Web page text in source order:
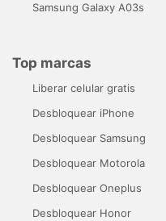
Samsung Galaxy A03s
Top marcas
Liberar celular gratis
Desbloquear iPhone
Desbloquear Samsung
Desbloquear Motorola
Desbloquear Oneplus
Desbloquear Honor